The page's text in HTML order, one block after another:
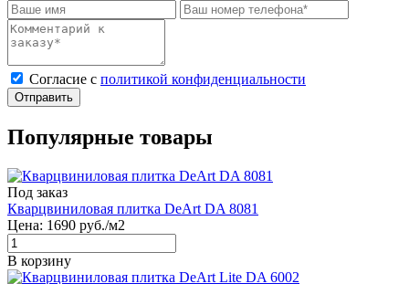
Cогласие с политикой конфиденциальности
Отправить
Популярные товары
Под заказ
Кварцвиниловая плитка DeArt DA 8081
Цена: 1690 руб./м2
В корзину